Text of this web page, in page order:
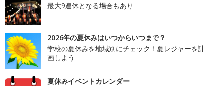
最大9連休となる場合もあり
2026年の夏休みはいつからいつまで？
学校の夏休みを地域別にチェック！夏レジャーを計
画しよう
夏休みイベントカレンダー